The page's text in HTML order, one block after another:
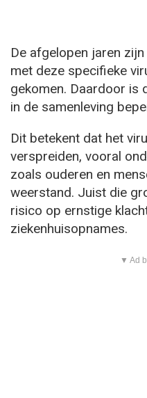
De afgelopen jaren
met deze specifieke
gekomen. Daardoor is
in de samenleving
Dit betekent dat het
verspreiden, vooral
zoals ouderen en
weerstand. Juist die
risico op ernstige
ziekenhuisopnames.
▼ Ad